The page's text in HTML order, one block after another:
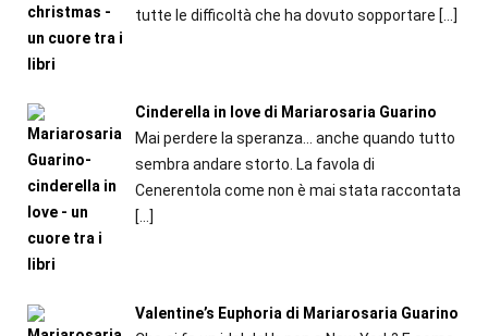
tutte le difficoltà che ha dovuto sopportare […]
Cinderella in love di Mariarosaria Guarino
Mai perdere la speranza... anche quando tutto
sembra andare storto. La favola di
Cenerentola come non è mai stata raccontata
[…]
Valentine’s Euphoria di Mariarosaria Guarino